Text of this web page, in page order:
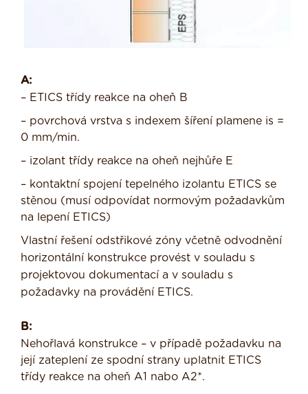
A:
– ETICS třídy reakce na oheň B
– povrchová vrstva s indexem šíření plamene is =
0 mm/min.
– izolant třídy reakce na oheň nejhůře E
– kontaktní spojení tepelného izolantu ETICS se
stěnou (musí odpovídat normovým požadavkům
na lepení ETICS)
Vlastní řešení odstřikové zóny včetně odvodnění
horizontální konstrukce provést v souladu s
projektovou dokumentací a v souladu s
požadavky na provádění ETICS.
B:
Nehořlavá konstrukce – v případě požadavku na
její zateplení ze spodní strany uplatnit ETICS
třídy reakce na oheň A1 nabo A2*.